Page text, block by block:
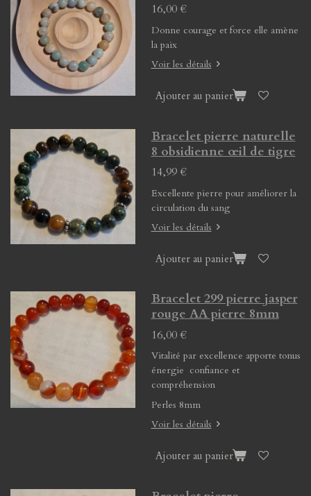
16,00 €
Donne courage et force elle amène
la paix
Voir les détails
Ajouter au panier
Bracelet pierre naturelle
8 obsidienne œil de tigre
14,99 €
Excellente pierre pour améliorer la
circulation du sang
Voir les détails
Ajouter au panier
Bracelet 299 pierre jasper
rouge AA pierre 8mm
16,00 €
Vitalité par excellence apporte tonus
énergie confiance et
compréhension
Perles 8mm
Voir les détails
Ajouter au panier